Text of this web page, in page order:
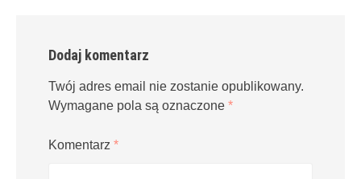
Dodaj komentarz
Twój adres email nie zostanie opublikowany.
Wymagane pola są oznaczone *
Komentarz *